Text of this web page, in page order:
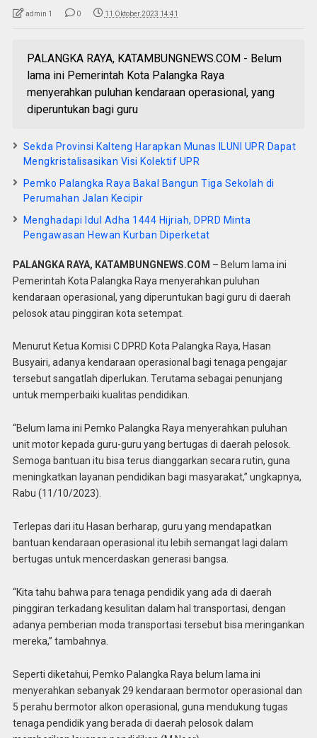
admin 1 0 11 Oktober 2023 14:41
PALANGKA RAYA, KATAMBUNGNEWS.COM - Belum
lama ini Pemerintah Kota Palangka Raya
menyerahkan puluhan kendaraan operasional, yang
diperuntukan bagi guru
Sekda Provinsi Kalteng Harapkan Munas ILUNI UPR Dapat
Mengkristalisasikan Visi Kolektif UPR
Pemko Palangka Raya Bakal Bangun Tiga Sekolah di
Perumahan Jalan Kecipir
Menghadapi Idul Adha 1444 Hijriah, DPRD Minta
Pengawasan Hewan Kurban Diperketat
PALANGKA RAYA, KATAMBUNGNEWS.COM – Belum lama ini
Pemerintah Kota Palangka Raya menyerahkan puluhan
kendaraan operasional, yang diperuntukan bagi guru di daerah
pelosok atau pinggiran kota setempat.
Menurut Ketua Komisi C DPRD Kota Palangka Raya, Hasan
Busyairi, adanya kendaraan operasional bagi tenaga pengajar
tersebut sangatlah diperlukan. Terutama sebagai penunjang
untuk memperbaiki kualitas pendidikan.
“Belum lama ini Pemko Palangka Raya menyerahkan puluhan
unit motor kepada guru-guru yang bertugas di daerah pelosok.
Semoga bantuan itu bisa terus dianggarkan secara rutin, guna
meningkatkan layanan pendidikan bagi masyarakat,” ungkapnya,
Rabu (11/10/2023).
Terlepas dari itu Hasan berharap, guru yang mendapatkan
bantuan kendaraan operasional itu lebih semangat lagi dalam
bertugas untuk mencerdaskan generasi bangsa.
“Kita tahu bahwa para tenaga pendidik yang ada di daerah
pinggiran terkadang kesulitan dalam hal transportasi, dengan
adanya pemberian moda transportasi tersebut bisa meringankan
mereka,” tambahnya.
Seperti diketahui, Pemko Palangka Raya belum lama ini
menyerahkan sebanyak 29 kendaraan bermotor operasional dan
5 perahu bermotor alkon operasional, guna mendukung tugas
tenaga pendidik yang berada di daerah pelosok dalam